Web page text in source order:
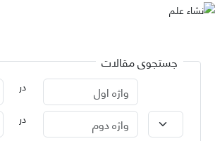
جستجوی مقالات
در
در